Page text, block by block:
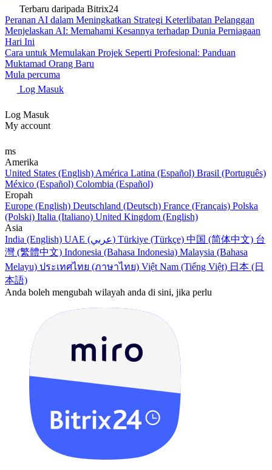
Terbaru daripada Bitrix24
Peranan AI dalam Meningkatkan Strategi Keterlibatan Pelanggan
Menjelaskan AI: Memahami Kesannya terhadap Dunia Perniagaan
Hari Ini
Cara untuk Memulakan Projek Seperti Profesional: Panduan
Muktamad Orang Baru
Mula percuma
Log Masuk
Log Masuk
My account
ms
Amerika
United States (English) América Latina (Español) Brasil (Português)
México (Español) Colombia (Español)
Eropah
Europe (English) Deutschland (Deutsch) France (Français) Polska
(Polski) Italia (Italiano) United Kingdom (English)
Asia
India (English)
UAE (عربي) Türkiye (Türkçe) 中国 (简体中文) 台
灣 (繁體中文) Indonesia (Bahasa Indonesia) Malaysia (Bahasa
Melayu) ประเทศไทย (ภาษาไทย) Việt Nam (Tiếng Việt) 日本 (日
本語)
Anda boleh mengubah wilayah anda di sini, jika perlu